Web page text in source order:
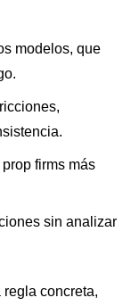
modelos, que
firms más
sin analizar
concreta,